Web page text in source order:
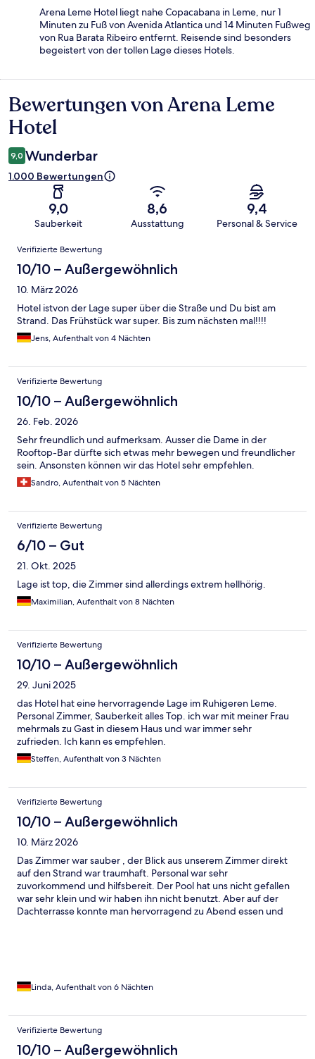
Arena Leme Hotel liegt nahe Copacabana in Leme, nur 1
Minuten zu Fuß von Avenida Atlantica und 14 Minuten Fußweg
von Rua Barata Ribeiro entfernt. Reisende sind besonders
begeistert von der tollen Lage dieses Hotels.
Bewertungen
Bewertungen von Arena Leme
Hotel
9,0 Wunderbar
1.000 Bewertungen
9,0
Sauberkeit
8,6
Ausstattung
9,4
Personal & Service
Bewertungen
Verifizierte Bewertung
10/10 – Außergewöhnlich
10. März 2026
Hotel istvon der Lage super über die Straße und Du bist am
Strand. Das Frühstück war super. Bis zum nächsten mal!!!!
Jens, Aufenthalt von 4 Nächten
Verifizierte Bewertung
10/10 – Außergewöhnlich
26. Feb. 2026
Sehr freundlich und aufmerksam. Ausser die Dame in der
Rooftop-Bar dürfte sich etwas mehr bewegen und freundlicher
sein. Ansonsten können wir das Hotel sehr empfehlen.
Sandro, Aufenthalt von 5 Nächten
Verifizierte Bewertung
6/10 – Gut
21. Okt. 2025
Lage ist top, die Zimmer sind allerdings extrem hellhörig.
Maximilian, Aufenthalt von 8 Nächten
Verifizierte Bewertung
10/10 – Außergewöhnlich
29. Juni 2025
das Hotel hat eine hervorragende Lage im Ruhigeren Leme.
Personal Zimmer, Sauberkeit alles Top. ich war mit meiner Frau
mehrmals zu Gast in diesem Haus und war immer sehr
zufrieden. Ich kann es empfehlen.
Steffen, Aufenthalt von 3 Nächten
Verifizierte Bewertung
10/10 – Außergewöhnlich
10. März 2026
Das Zimmer war sauber , der Blick aus unserem Zimmer direkt
auf den Strand war traumhaft. Personal war sehr
zuvorkommend und hilfsbereit. Der Pool hat uns nicht gefallen
war sehr klein und wir haben ihn nicht benutzt. Aber auf der
Dachterrasse konnte man hervorragend zu Abend essen und
und viele Händler die Souvenirs verkauften. Man kann auch
Touren die das Hotel anbietet waren auch zu empfehlen, gut
organisiert , vom Preis her passend und man wurde am Hotel
abgeholt und wieder zurückgebracht.
Linda, Aufenthalt von 6 Nächten
Verifizierte Bewertung
10/10 – Außergewöhnlich